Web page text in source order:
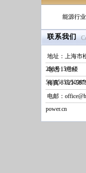
能源行
联系我们
地址：上海市
258号15号楼
电话：021-
50395855/
传真：021-
电邮：
power.cn